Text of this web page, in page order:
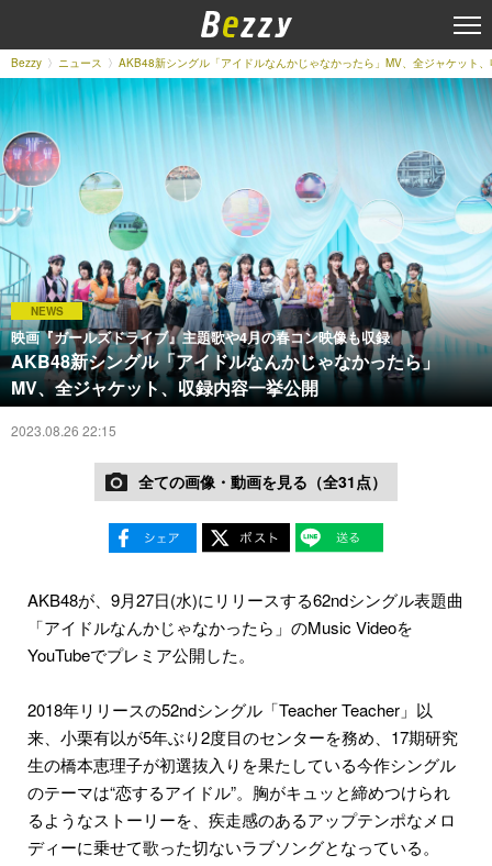
Bezzy ニュース AKB48新シングル「アイドルなんかじゃなかったら」MV、全ジャケット
NEWS
映画『ガールズドライブ』主題歌や4月の春コン映像も収録
AKB48新シングル「アイドルなんかじゃなかったら」
MV、全ジャケット、収録内容一挙公開
2023.08.26 22:15
全ての画像・動画を見る（全31点）
AKB48が、9月27日(水)にリリースする62ndシングル表題曲
「アイドルなんかじゃなかったら」のMusic Videoを
YouTubeでプレミア公開した。
2018年リリースの52ndシングル「Teacher Teacher」以
来、小栗有以が5年ぶり2度⽬のセンターを務め、17期研究
生の橋本恵理子が初選抜⼊りを果たしている今作シングル
のテーマは“恋するアイドル”。胸がキュッと締めつけられ
るようなストーリーを、疾走感のあるアップテンポなメロ
ディーに乗せて歌った切ないラブソングとなっている。